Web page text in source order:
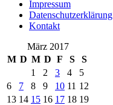
Impressum
Datenschutzerklärung
Kontakt
März 2017
M D M D F S
S
1
2 3 4
5
6
7 8 9 10 11 12
13 14 15 16 17 18 19